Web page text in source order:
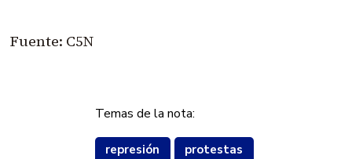
Fuente: C5N
Temas de la nota:
represión protestas